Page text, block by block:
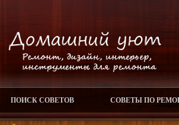
ПОИСК СОВЕТОВ СОВЕТЫ ПО